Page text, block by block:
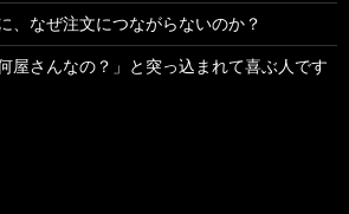
、なぜ注文につながらないのか？
屋さんなの？」と突っ込まれて喜ぶ人です